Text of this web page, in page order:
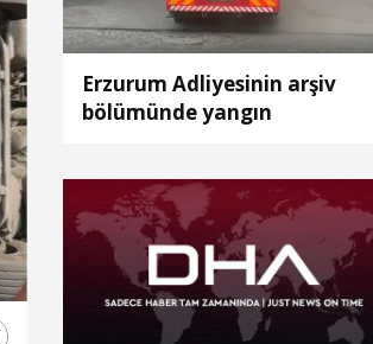
Erzurum Adliyesinin arşiv
bölümünde yangın